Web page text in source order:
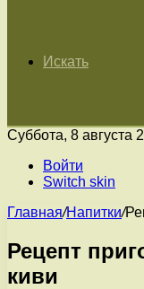
Искать
Суббота, 8 августа
Войти
Switch skin
Главная/Напитки/
Рецепт
киви